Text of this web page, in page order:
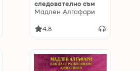
следователно съм
Мадлен Алгафари
4.8